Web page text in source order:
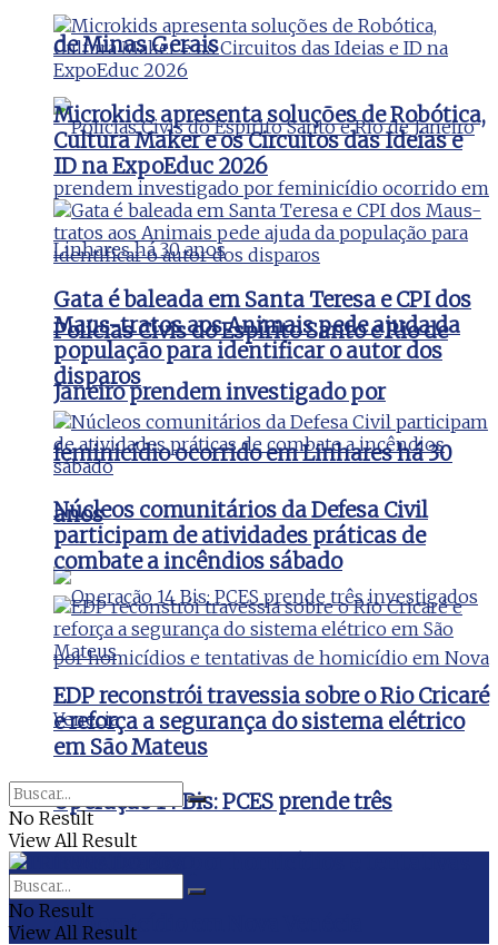
de Minas Gerais
Polícias Civis do Espírito Santo e Rio de
Janeiro prendem investigado por
feminicídio ocorrido em Linhares há 30
anos
Operação 14 Bis: PCES prende três
de homicídio em Nova Venécia
Microkids apresenta soluções de Robótica,
Cultura Maker e os Circuitos das Ideias e
ID na ExpoEduc 2026
Gata é baleada em Santa Teresa e CPI dos
Maus-tratos aos Animais pede ajuda da
população para identificar o autor dos
disparos
Núcleos comunitários da Defesa Civil
participam de atividades práticas de
combate a incêndios sábado
EDP reconstrói travessia sobre o Rio Cricaré
e reforça a segurança do sistema elétrico
em São Mateus
No Result
View All Result
No Result
View All Result